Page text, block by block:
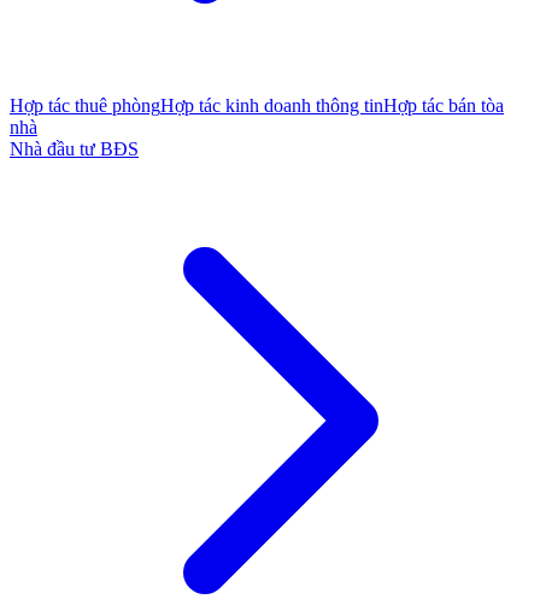
Hợp tác thuê phòngHợp tác kinh doanh thông tinHợp tác bán tòa
nhà
Nhà đầu tư BĐS